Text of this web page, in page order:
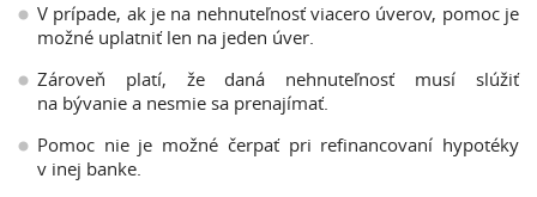
V prípade, ak je na nehnuteľnosť viacero úverov, pomoc je
možné uplatniť len na jeden úver.
Zároveň platí, že daná nehnuteľnosť musí slúžiť
na bývanie a nesmie sa prenajímať.
Pomoc nie je možné čerpať pri refinancovaní hypotéky
v inej banke.